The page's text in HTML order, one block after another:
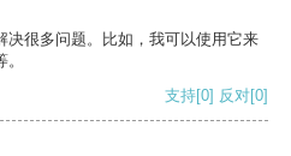
决很多问题。比如，我可以使用它来
支持[0] 反对[0]